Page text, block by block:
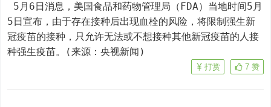
5月6日消息，美国食品和药物管理局（FDA）当地时间5月
5日宣布，由于存在接种后出现血栓的风险，将限制强生新
冠疫苗的接种，只允许无法或不想接种其他新冠疫苗的人接
种强生疫苗。(来源：央视新闻)
7 赞
打赏